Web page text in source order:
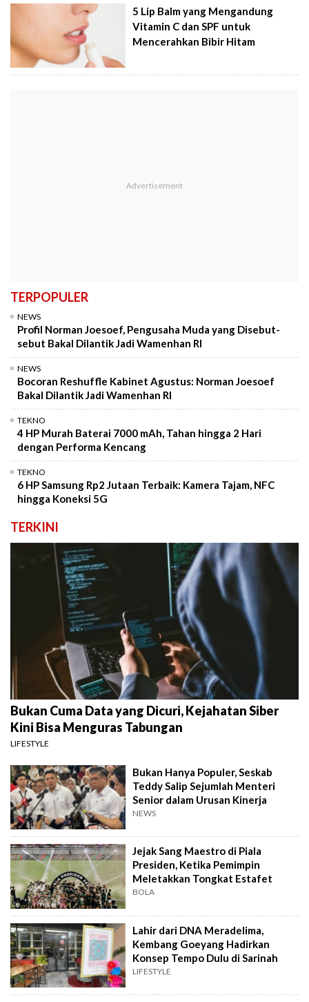
5 Lip Balm yang Mengandung
Vitamin C dan SPF untuk
Mencerahkan Bibir Hitam
TERPOPULER
NEWS
Profil Norman Joesoef, Pengusaha Muda yang Disebut-
sebut Bakal Dilantik Jadi Wamenhan RI
NEWS
Bocoran Reshuffle Kabinet Agustus: Norman Joesoef
Bakal Dilantik Jadi Wamenhan RI
TEKNO
4 HP Murah Baterai 7000 mAh, Tahan hingga 2 Hari
dengan Performa Kencang
TEKNO
6 HP Samsung Rp2 Jutaan Terbaik: Kamera Tajam, NFC
hingga Koneksi 5G
TERKINI
Bukan Cuma Data yang Dicuri, Kejahatan Siber
Kini Bisa Menguras Tabungan
LIFESTYLE
Bukan Hanya Populer, Seskab
Teddy Salip Sejumlah Menteri
Senior dalam Urusan Kinerja
NEWS
Jejak Sang Maestro di Piala
Presiden, Ketika Pemimpin
Meletakkan Tongkat Estafet
BOLA
Lahir dari DNA Meradelima,
Kembang Goeyang Hadirkan
Konsep Tempo Dulu di Sarinah
LIFESTYLE